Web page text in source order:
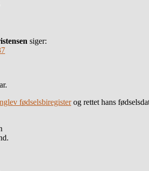
siger:
fødselsbiregisterog rettet hans